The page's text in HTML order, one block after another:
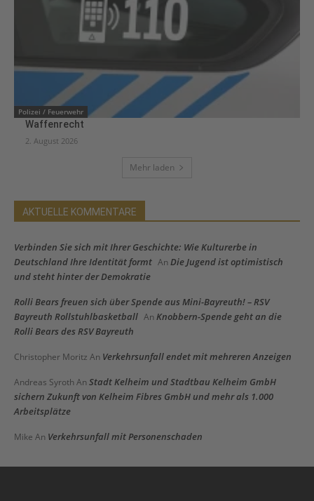
Polizei / Feuerwehr
Waffenrecht
2. August 2026
Mehr laden
AKTUELLE KOMMENTARE
Verbinden Sie sich mit Ihrer Geschichte: Wie Kulturerbe in
Deutschland Ihre Identität formt An Die Jugend ist optimistisch
und steht hinter der Demokratie
Rolli Bears freuen sich über Spende aus Mini-Bayreuth! – RSV
Bayreuth Rollstuhlbasketball An Knobbern-Spende geht an die
Rolli Bears des RSV Bayreuth
Christopher Moritz An Verkehrsunfall endet mit mehreren Anzeigen
Andreas Syroth An Stadt Kelheim und Stadtbau Kelheim GmbH
sichern Zukunft von Kelheim Fibres GmbH und mehr als 1.000
Arbeitsplätze
Mike An Verkehrsunfall mit Personenschaden